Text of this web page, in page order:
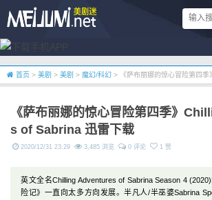
首页 > 美剧 > 美剧 > 魔幻/科幻 > 《萨布丽娜的惊心冒险第四
《萨布丽娜的惊心冒险第四季》
s of Sabrina 迅雷下载
2020/12/31 23:29 3,485 浏览 0 评论 1 赞
英文全名Chilling Adventures of Sabrina Season 4 (2020)
险记》一直向太多方向发展。半凡人/半巫婆Sabrina